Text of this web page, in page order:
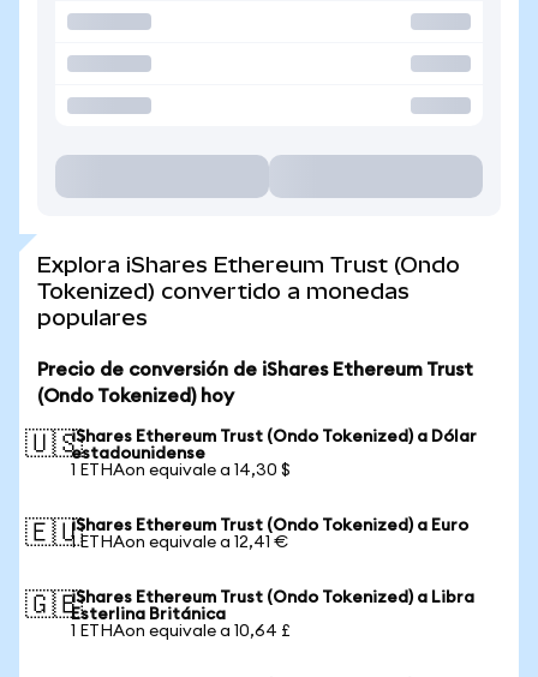
Explora iShares Ethereum Trust (Ondo
Tokenized) convertido a monedas
populares
Precio de conversión de iShares Ethereum Trust
(Ondo Tokenized) hoy
🇺🇸iShares Ethereum Trust (Ondo Tokenized) a Dólar
estadounidense
1 ETHAon equivale a 14,30 $
🇪🇺iShares Ethereum Trust (Ondo Tokenized) a Euro
1 ETHAon equivale a 12,41 €
🇬🇧iShares Ethereum Trust (Ondo Tokenized) a Libra
Esterlina Británica
1 ETHAon equivale a 10,64 £